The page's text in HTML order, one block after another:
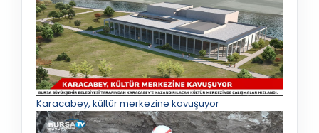
Karacabey, kültür merkezine kavuşuyor